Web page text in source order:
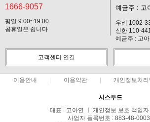
1666-9057
평일 9:00~19:00
공휴일은 쉽니다
예금주 : 고
우리 1002-
신한 110-
예금주 : 고
고객센터 연결
이용안내 이용약관 개인정보처리
시스투드
대표 : 고아연 ㅣ 개인정보 보호 책임자
사업자 등록번호 : 883-48-